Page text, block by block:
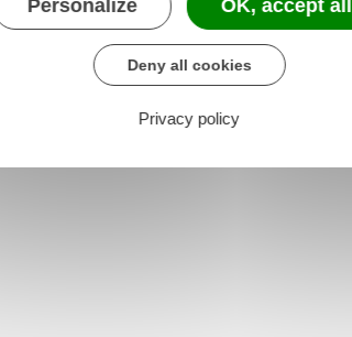
Personalize OK, accept all
Deny all cookies
Privacy policy